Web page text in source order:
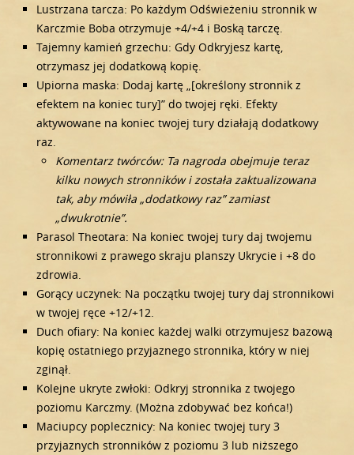
Lustrzana tarcza: Po każdym Odświeżeniu stronnik w
Karczmie Boba otrzymuje +4/+4 i Boską tarczę.
Tajemny kamień grzechu: Gdy Odkryjesz kartę,
otrzymasz jej dodatkową kopię.
Upiorna maska: Dodaj kartę „[określony stronnik z
efektem na koniec tury]” do twojej ręki. Efekty
aktywowane na koniec twojej tury działają dodatkowy
raz.
Komentarz twórców: Ta nagroda obejmuje teraz
kilku nowych stronników i została zaktualizowana
tak, aby mówiła „dodatkowy raz” zamiast
„dwukrotnie”.
Parasol Theotara: Na koniec twojej tury daj twojemu
stronnikowi z prawego skraju planszy Ukrycie i +8 do
zdrowia.
Gorący uczynek: Na początku twojej tury daj stronnikowi
w twojej ręce +12/+12.
Duch ofiary: Na koniec każdej walki otrzymujesz bazową
kopię ostatniego przyjaznego stronnika, który w niej
zginął.
Kolejne ukryte zwłoki: Odkryj stronnika z twojego
poziomu Karczmy. (Można zdobywać bez końca!)
Maciupcy poplecznicy: Na koniec twojej tury 3
przyjaznych stronników z poziomu 3 lub niższego